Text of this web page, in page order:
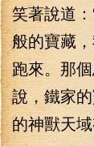
笑著說道
般的寶藏
跑來。那
說，鐵家
的神獸天